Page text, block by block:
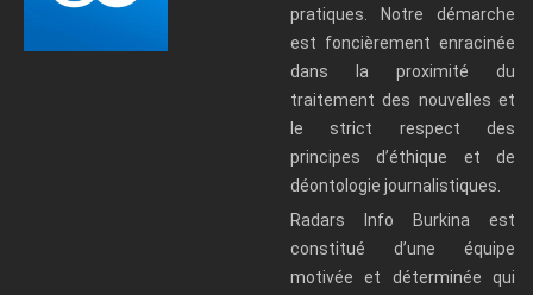
pratiques. Notre démarche
est foncièrement enracinée
dans la proximité du
traitement des nouvelles et
le strict respect des
principes d’éthique et de
déontologie journalistiques.
Radars Info Burkina est
constitué d’une équipe
motivée et déterminée qui